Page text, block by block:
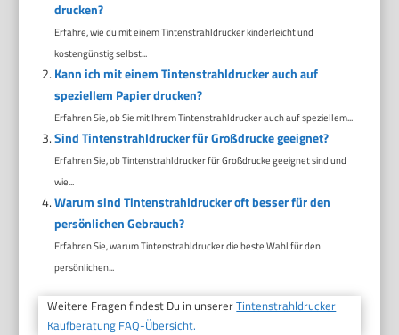
drucken?
Erfahre, wie du mit einem Tintenstrahldrucker kinderleicht und
kostengünstig selbst...
Kann ich mit einem Tintenstrahldrucker auch auf
speziellem Papier drucken?
Erfahren Sie, ob Sie mit Ihrem Tintenstrahldrucker auch auf speziellem...
Sind Tintenstrahldrucker für Großdrucke geeignet?
Erfahren Sie, ob Tintenstrahldrucker für Großdrucke geeignet sind und
wie...
Warum sind Tintenstrahldrucker oft besser für den
persönlichen Gebrauch?
Erfahren Sie, warum Tintenstrahldrucker die beste Wahl für den
persönlichen...
Weitere Fragen findest Du in unsererTintenstrahldrucker
Kaufberatung FAQ-Übersicht.